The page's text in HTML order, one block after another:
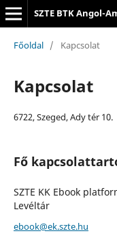
SZTE BTK Angol-
Főoldal / Kapcsolat
Kapcsolat
6722, Szeged, Ady tér 10.
Fő
SZTE KK Ebook
Levéltár
ebook@ek.szte.hu